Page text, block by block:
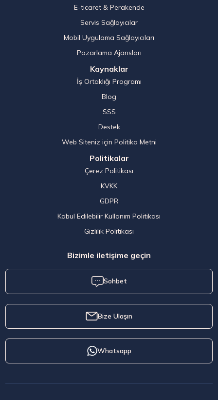
E-ticaret & Perakende
Servis Sağlayıcılar
Mobil Uygulama Sağlayıcıları
Pazarlama Ajansları
Kaynaklar
İş Ortaklığı Programı
Blog
SSS
Destek
Web Siteniz için Politika Metni
Politikalar
Çerez Politikası
KVKK
GDPR
Kabul Edilebilir Kullanım Politikası
Gizlilik Politikası
Bizimle iletişime geçin
Sohbet
Bize Ulaşın
Whatsapp